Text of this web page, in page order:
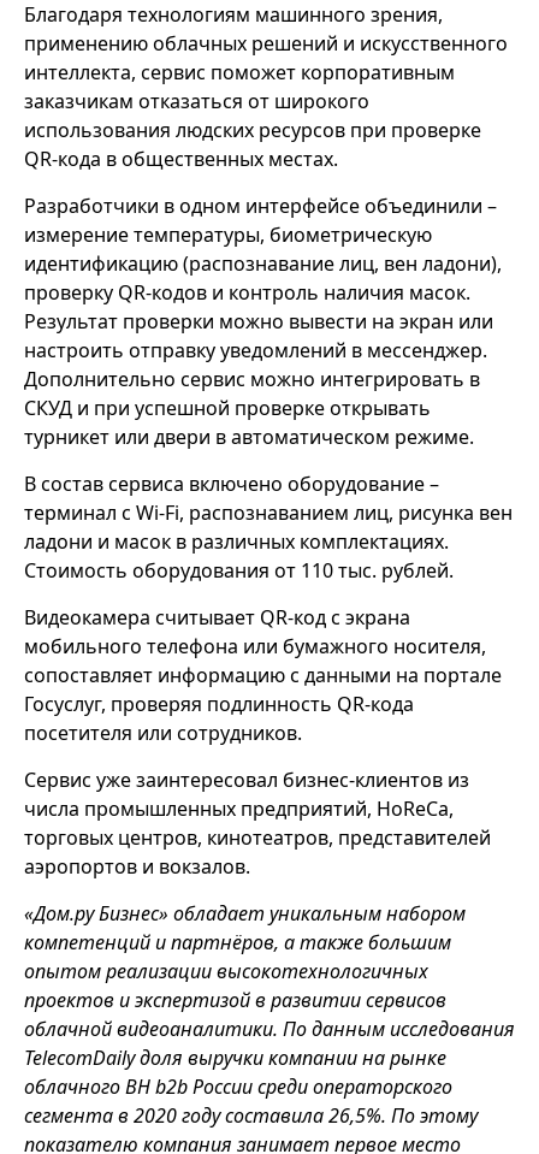
Благодаря технологиям машинного зрения,
применению облачных решений и искусственного
интеллекта, сервис поможет корпоративным
заказчикам отказаться от широкого
использования людских ресурсов при проверке
QR-кода в общественных местах.
Разработчики в одном интерфейсе объединили –
измерение температуры, биометрическую
идентификацию (распознавание лиц, вен ладони),
проверку QR-кодов и контроль наличия масок.
Результат проверки можно вывести на экран или
настроить отправку уведомлений в мессенджер.
Дополнительно сервис можно интегрировать в
СКУД и при успешной проверке открывать
турникет или двери в автоматическом режиме.
В состав сервиса включено оборудование –
терминал с Wi-Fi, распознаванием лиц, рисунка вен
ладони и масок в различных комплектациях.
Стоимость оборудования от 110 тыс. рублей.
Видеокамера считывает QR-код с экрана
мобильного телефона или бумажного носителя,
сопоставляет информацию с данными на портале
Госуслуг, проверяя подлинность QR-кода
посетителя или сотрудников.
Сервис уже заинтересовал бизнес-клиентов из
числа промышленных предприятий, HoReCa,
торговых центров, кинотеатров, представителей
аэропортов и вокзалов.
«Дом.ру Бизнес» обладает уникальным набором
компетенций и партнёров, а также большим
опытом реализации высокотехнологичных
проектов и экспертизой в развитии сервисов
облачной видеоаналитики. По данным исследования
TelecomDaily доля выручки компании на рынке
облачного ВН b2b России среди операторского
сегмента в 2020 году составила 26,5%. По этому
показателю компания занимает первое место